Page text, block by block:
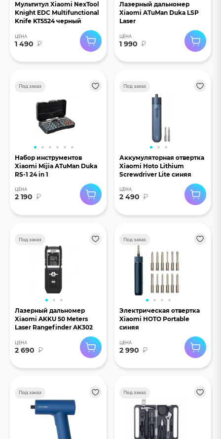
Мультитул Xiaomi NexTool
Knight EDC Multifunctional
Knife KT5524 черный
ЦЕНА
1 490 ₽
Лазерный дальномер
Xiaomi ATuMan Duka LSP
Laser
ЦЕНА
1 990 ₽
Под заказ
Набор инструментов
Xiaomi Mijia ATuMan Duka
RS-1 24 in 1
ЦЕНА
2 190 ₽
Под заказ
Аккумуляторная отвертка
Xiaomi Hoto Lithium
Screwdriver Lite синяя
ЦЕНА
2 490 ₽
Под заказ
Лазерный дальномер
Xiaomi AKKU 50 Meters
Laser Rangefinder AK302
ЦЕНА
2 690 ₽
Под заказ
Электрическая отвертка
Xiaomi HOTO Portable
синяя
ЦЕНА
2 990 ₽
Под заказ Под заказ